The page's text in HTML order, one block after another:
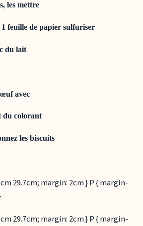
les mettre
feuille de papier sulfuriser
du lait
avec
du colorant
les biscuits
29.7cm; margin: 2cm } P { margin-
29.7cm; margin: 2cm } P { margin-